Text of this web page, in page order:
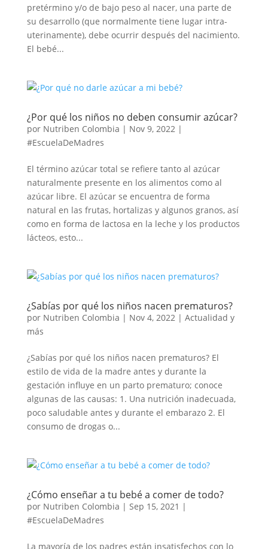
pretérmino y/o de bajo peso al nacer, una parte de
su desarrollo (que normalmente tiene lugar intra-
uterinamente), debe ocurrir después del nacimiento.
El bebé...
¿Por qué los niños no deben consumir azúcar?
por Nutriben Colombia | Nov 9, 2022|
#EscuelaDeMadres
El término azúcar total se refiere tanto al azúcar
naturalmente presente en los alimentos como al
azúcar libre. El azúcar se encuentra de forma
natural en las frutas, hortalizas y algunos granos, así
como en forma de lactosa en la leche y los productos
lácteos, esto...
¿Sabías por qué los niños nacen prematuros?
por Nutriben Colombia | Nov 4, 2022| Actualidad y
más
¿Sabías por qué los niños nacen prematuros? El
estilo de vida de la madre antes y durante la
gestación influye en un parto prematuro; conoce
algunas de las causas: 1. Una nutrición inadecuada,
poco saludable antes y durante el embarazo 2. El
consumo de drogas o...
¿Cómo enseñar a tu bebé a comer de todo?
por Nutriben Colombia | Sep 15, 2021 |
#EscuelaDeMadres
La mayoría de los padres están insatisfechos con lo